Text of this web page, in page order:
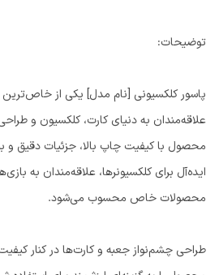
توضیحات:
پاسور کلکسیونی [نام مدل] یکی از خاص‌ترین
علاقه‌مندان به دنیای کارت، کلکسیون و
محصول با کیفیت چاپ بالا، جزئیات دقیق و
ایده‌آل برای کلکسیونرها، علاقه‌مندان به
محصولات خاص محسوب می‌شود.
طراحی چشم‌نواز جعبه و کارت‌ها در کنار